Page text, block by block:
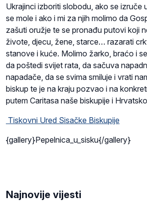
Ukrajinci izboriti slobodu, ako se izruče
se mole i ako i mi za njih molimo da
zašuti oružje te se pronađu putovi koji
živote, djecu, žene, starce… razarati
stanove i kuće. Molimo žarko, braćo i
da poštedi svijet rata, da sačuva
napadače, da se svima smiluje i vrati
biskup te je na kraju pozvao i na
putem Caritasa naše biskupije i
Tiskovni Ured Sisačke Biskupije
{gallery}Pepelnica_u_sisku{/gallery}
Najnovije vijesti